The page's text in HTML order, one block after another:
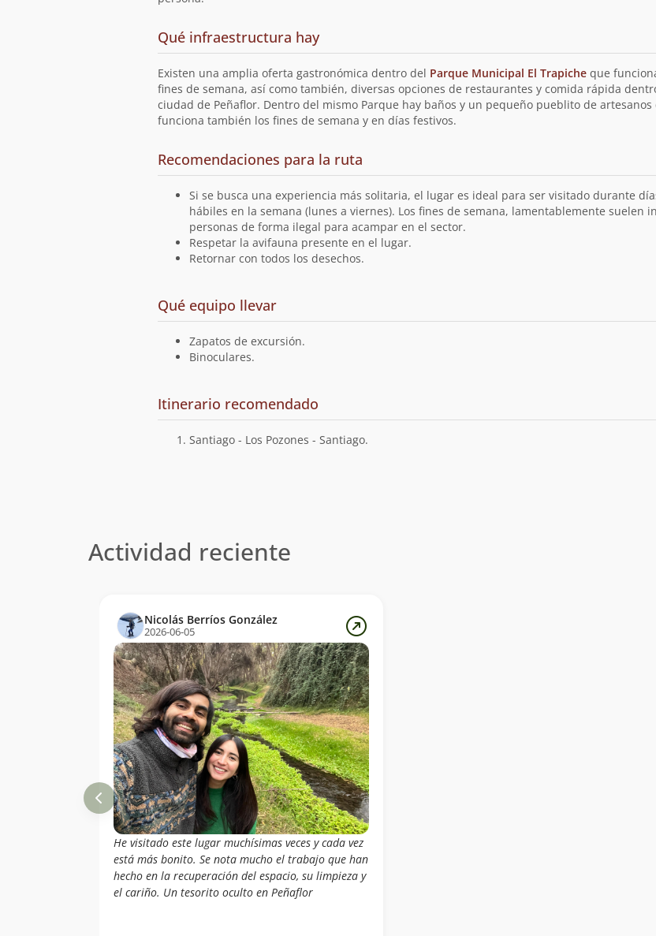
Qué infraestructura hayen
la
ruta
Existen una amplia oferta gastronómica dentro del Parque Municipal El Trapicheque
fines de semana, así como también, diversas opciones de restaurantes y comida rápida
ciudad de Peñaflor. Dentro del mismo Parque hay baños y un pequeño pueblito de artesanos
funciona también los fines de semana y en días festivos.
Recomendaciones para la ruta
Si se busca una experiencia más solitaria, el lugar es ideal para ser visitado durante
hábiles en la semana (lunes a viernes). Los fines de semana, lamentablemente suelen
personas de forma ilegal para acampar en el sector.
Respetar la avifauna presente en el lugar.
Retornar con todos los desechos.
Qué equipo llevara
la
ruta
Zapatos de excursión.
Binoculares.
Cuál
es
Itinerario recomendado
Santiago - Los Pozones - Santiago.
Actividad reciente
Nicolás Berríos González
2026-06-05
He visitado este lugar muchísimas veces y cada vez
está más bonito. Se nota mucho el trabajo que han
hecho en la recuperación del espacio, su limpieza y
el cariño. Un tesorito oculto en Peñaflor